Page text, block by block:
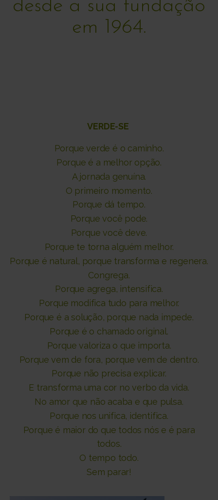
desde a sua fundação
em 1964.
VERDE-SE
Porque verde é o caminho.
Porque é a melhor opção.
A jornada genuína.
O primeiro momento.
Porque dá tempo.
Porque você pode.
Porque você deve.
Porque te torna alguém melhor.
Porque é natural, porque transforma e regenera.
Congrega.
Porque agrega, intensifica.
Porque modifica tudo para melhor.
Porque é a solução, porque nada impede.
Porque é o chamado original.
Porque valoriza o que importa.
Porque vem de fora, porque vem de dentro.
Porque não precisa explicar.
E transforma uma cor no verbo da vida.
No amor que não acaba e que pulsa.
Porque nos unifica, identifica.
Porque é maior do que todos nós e é para
todos.
O tempo todo.
Sem parar!